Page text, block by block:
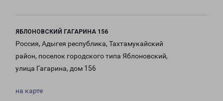
ЯБЛОНОВСКИЙ ГАГАРИНА 156
Россия, Адыгея республика, Тахтамукайский
район, поселок городского типа Яблоновский,
улица Гагарина, дом 156
на карте